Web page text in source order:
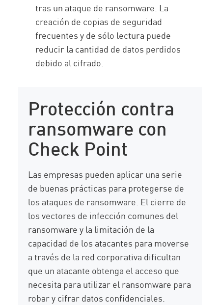
tras un ataque de ransomware. La
creación de copias de seguridad
frecuentes y de sólo lectura puede
reducir la cantidad de datos perdidos
debido al cifrado.
Protección contra
ransomware con
Check Point
Las empresas pueden aplicar una serie
de buenas prácticas para protegerse de
los ataques de ransomware. El cierre de
los vectores de infección comunes del
ransomware y la limitación de la
capacidad de los atacantes para moverse
a través de la red corporativa dificultan
que un atacante obtenga el acceso que
necesita para utilizar el ransomware para
robar y cifrar datos confidenciales.